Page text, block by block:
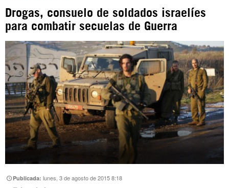
WhatsApp y Viber: +98 921 79 29 404
Instagram como: hispan_tv
https://www.youtube.com/@nexo_latino
Drogas, consuelo de soldados israelíes
para combatir secuelas de Guerra
Publicada:lunes, 3 de agosto de 2015 8:18